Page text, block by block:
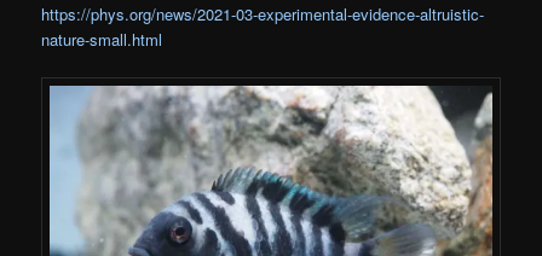
https://phys.org/news/2021-03-experimental-evidence-altruistic-
nature-small.html